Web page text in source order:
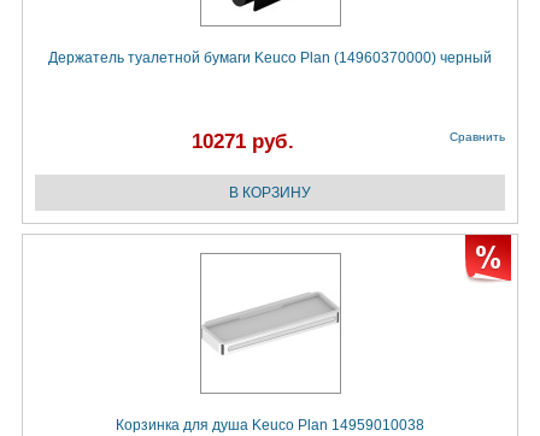
Держатель туалетной бумаги Keuco Plan (14960370000) черный
10271 руб. Сравнить
Корзинка для душа Keuco Plan 14959010038